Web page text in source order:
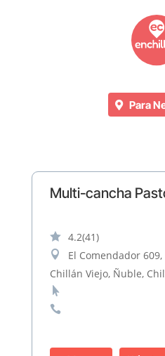
Para
Multi-cancha
 4.2(41)

El Comendador
Chillán Viejo, Ñuble,

